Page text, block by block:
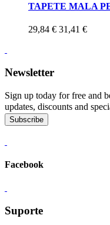
TAPETE MALA
29,84 € 31,41 €
Newsletter
Sign up today for free and
updates, discounts and
Subscribe
Facebook
Suporte